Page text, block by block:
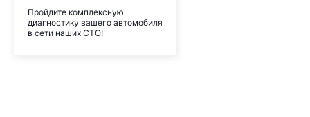
Пройдите комплексную
диагностику вашего автомобиля
в сети наших СТО!